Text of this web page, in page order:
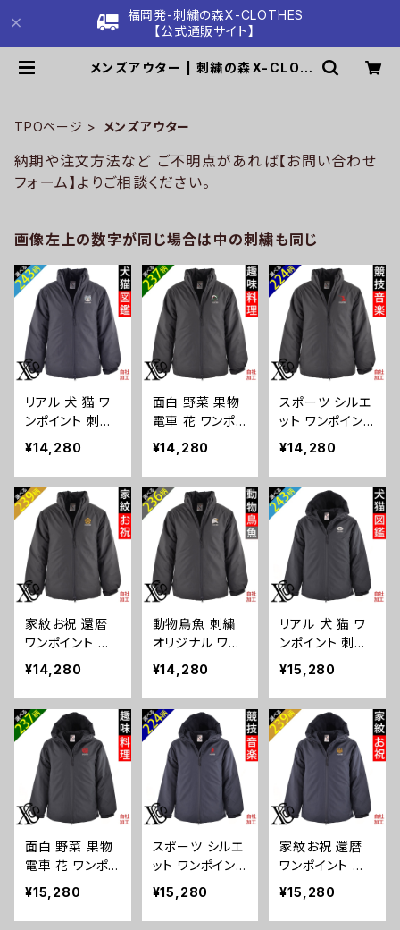
福岡発-刺繍の森X-CLOTHES
【公式通販サイト】
メンズアウター | 刺繍の森X-CLOT
TPOページ メンズアウター
納期や注文方法など ご不明点があれば【お問い合わせ
フォーム】よりご相談ください。
画像左上の数字が同じ場合は中の刺繍も同じ
リアル 犬 猫 ワ
ンポイント 刺繍
中綿 スタンド ジ
ャケット メンズ
アウターウェア
インサレーテッド
雑貨 グッズ 自
社ブランド 柄 柴
犬 チワワ シーズ
ー シュナウザー
パグ コーイケル
ョンフリーゼ ク
リスマス ori-a-j
kt19-b10-s
¥14,280
面白 野菜 果物
電車 花 ワンポイ
ント 刺繍 中綿
スタンド ジャケ
ット メンズ アウ
ターウェア イン
サレーテッド 雑
貨 グッズ 自社ブ
ランド 柄 クリス
マス ori-a-jkt1
9-b09-s
¥14,280
スポーツ シルエ
ット ワンポイント
刺繍 中綿 スタ
ンド ジャケット
メンズ アウター
ウェア インサレ
ーテッド 雑貨 グ
ッズ 自社ブラン
ド 卒業 記念品
部活 卒団 サッ
カー バスケ テ
リスマス ori-a-j
kt19-b08-s
¥14,280
家紋お祝 還暦
ワンポイント 刺
繍 中綿 スタンド
ジャケット メン
ズ アウターウェ
ア インサレーテ
ッド 雑貨 グッズ
自社ブランド 柄
丸に 五瓜 桔梗
巴 藤 羽 菱 唐
花 木瓜 蔦 桐
クリスマス ori-
a-jkt19-b07-s
¥14,280
動物鳥魚 刺繍
オリジナル ワン
ポイント 中綿 ス
タンド ジャケット
メンズ アウター
ウェア インサレ
ーテッド 雑貨 グ
ッズ 自社ブラン
ド 柄 馬 豚 魚
クリスマス ori-
a-jkt19-b06-s
¥14,280
リアル 犬 猫 ワ
ンポイント 刺繍
中綿 フルジップ
パーカー メンズ
フード アウター
ウェア インサレ
ーテッド 雑貨 グ
ッズ 自社ブラン
ド 柄 柴犬 チワ
ワ シーズー シュ
ナウザー パグ
コーイケルホン
ディエ ビション
フリーゼ クリス
マス ori-a-jkt1
¥15,280
面白 野菜 果物
電車 花 ワンポイ
ント 刺繍 中綿
フルジップ パー
カー メンズ フー
¥15,280
スポーツ シルエ
ット ワンポイント
刺繍 中綿 フル
ジップ パーカー
メンズ フード ア
¥15,280
家紋お祝 還暦
ワンポイント 刺
繍 中綿 フルジ
ップ パーカー メ
ンズ フード アウ
¥15,280